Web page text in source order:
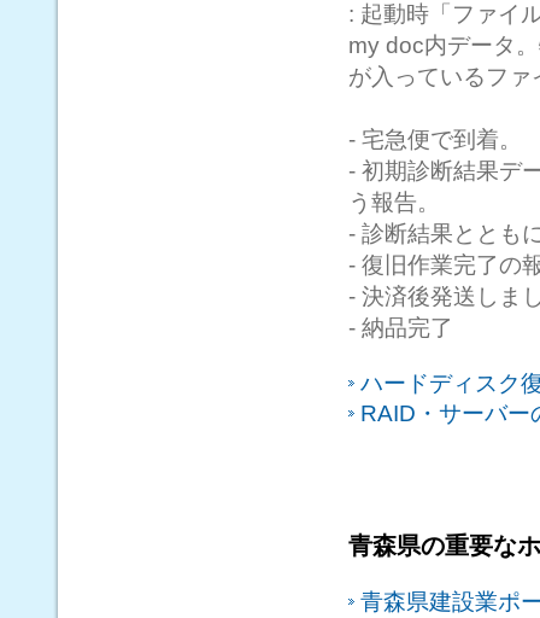
: 起動時「ファイ
my doc内データ
が入っているフ
- 宅急便で到着。
- 初期診断結果デ
う報告。
- 診断結果ととも
- 復旧作業完了の
- 決済後発送しま
- 納品完了
ハードディスク
RAID・サーバー
青森県の重要な
青森県建設業ポ